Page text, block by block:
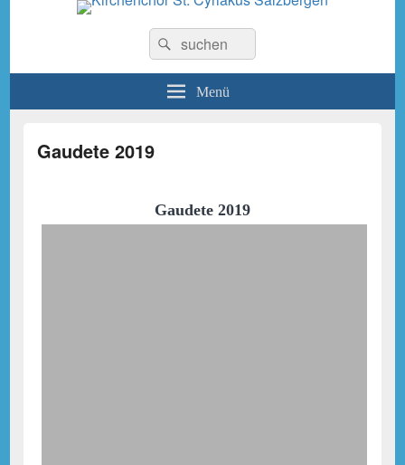
Kirchenchor St. Cyriakus
Salzbergen
Suchen
nach:
Suchen
Menü
Gaudete 2019
Gaudete 2019